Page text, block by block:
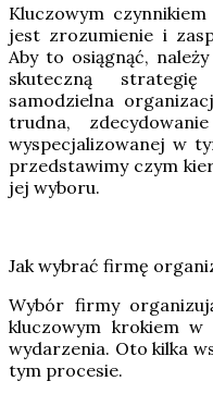
Kluczowym
jest zrozumienie i
Aby to osiągnąć,
skuteczną
samodzielna
trudna,
wyspecjalizowanej w
przedstawimy czym
jej wyboru.
Jak wybrać firmę
Wybór firmy
kluczowym krokiem w
wydarzenia. Oto kilka
tym procesie.